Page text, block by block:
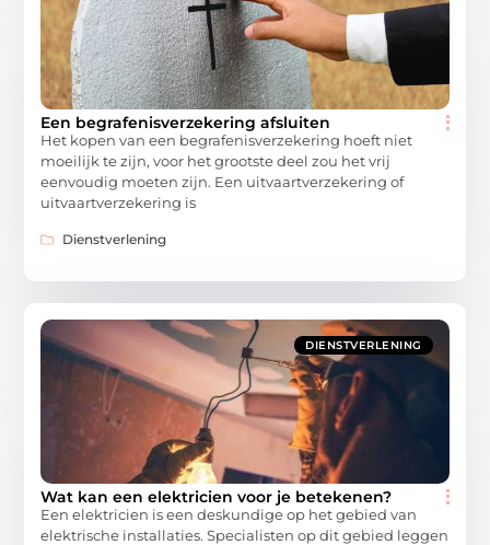
Een begrafenisverzekering afsluiten
Het kopen van een begrafenisverzekering hoeft niet
moeilijk te zijn, voor het grootste deel zou het vrij
eenvoudig moeten zijn. Een uitvaartverzekering of
uitvaartverzekering is
Dienstverlening
DIENSTVERLENING
Wat kan een elektricien voor je betekenen?
Een elektricien is een deskundige op het gebied van
elektrische installaties. Specialisten op dit gebied leggen